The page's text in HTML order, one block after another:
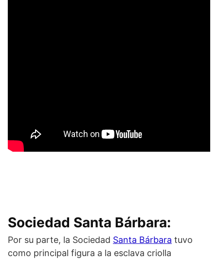
Sociedad Santa Bárbara:
Por su parte, la Sociedad Santa Bárbara tuvo
como principal figura a la esclava criolla